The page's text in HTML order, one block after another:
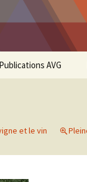
Publications AVG
l’AVG
Exposition
et le vin